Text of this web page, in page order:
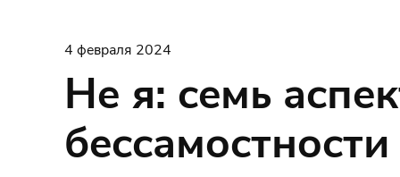
4 февраля 2024
Не я: семь
бессамостности